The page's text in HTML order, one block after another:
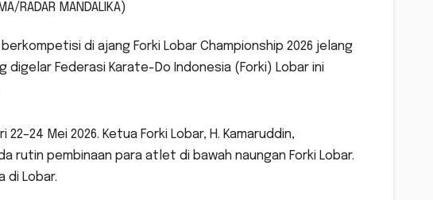
RADAR MANDALIKA)
di ajang Forki Lobar Championship 2026 jelang
digelar Federasi Karate-Do Indonesia (Forki) Lobar ini
Mei 2026. Ketua Forki Lobar, H. Kamaruddin,
rutin pembinaan para atlet di bawah naungan Forki Lobar.
di Lobar.